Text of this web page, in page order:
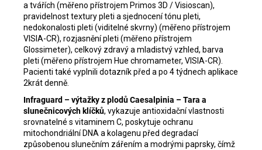
a tvářích (měřeno přístrojem Primos 3D / Visioscan),
pravidelnost textury pleti a sjednocení tónu pleti,
nedokonalosti pleti (viditelné skvrny) (měřeno přístrojem
VISIA-CR), rozjasnění pleti (měřeno přístrojem
Glossimeter), celkový zdravý a mladistvý vzhled, barva
pleti (měřeno přístrojem Hue chromameter, VISIA-CR).
Pacienti také vyplnili dotazník před a po 4 týdnech aplikace
2krát denně.
Infraguard – výtažky z plodů Caesalpinia – Tara a
slunečnicových klíčků, vykazuje antioxidační vlastnosti
srovnatelné s vitaminem C, poskytuje ochranu
mitochondriální DNA a kolagenu před degradací
způsobenou slunečním zářením a modrými paprsky, čímž